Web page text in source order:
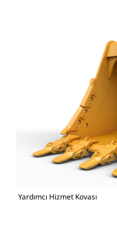
Yardımcı Hizmet Kovası